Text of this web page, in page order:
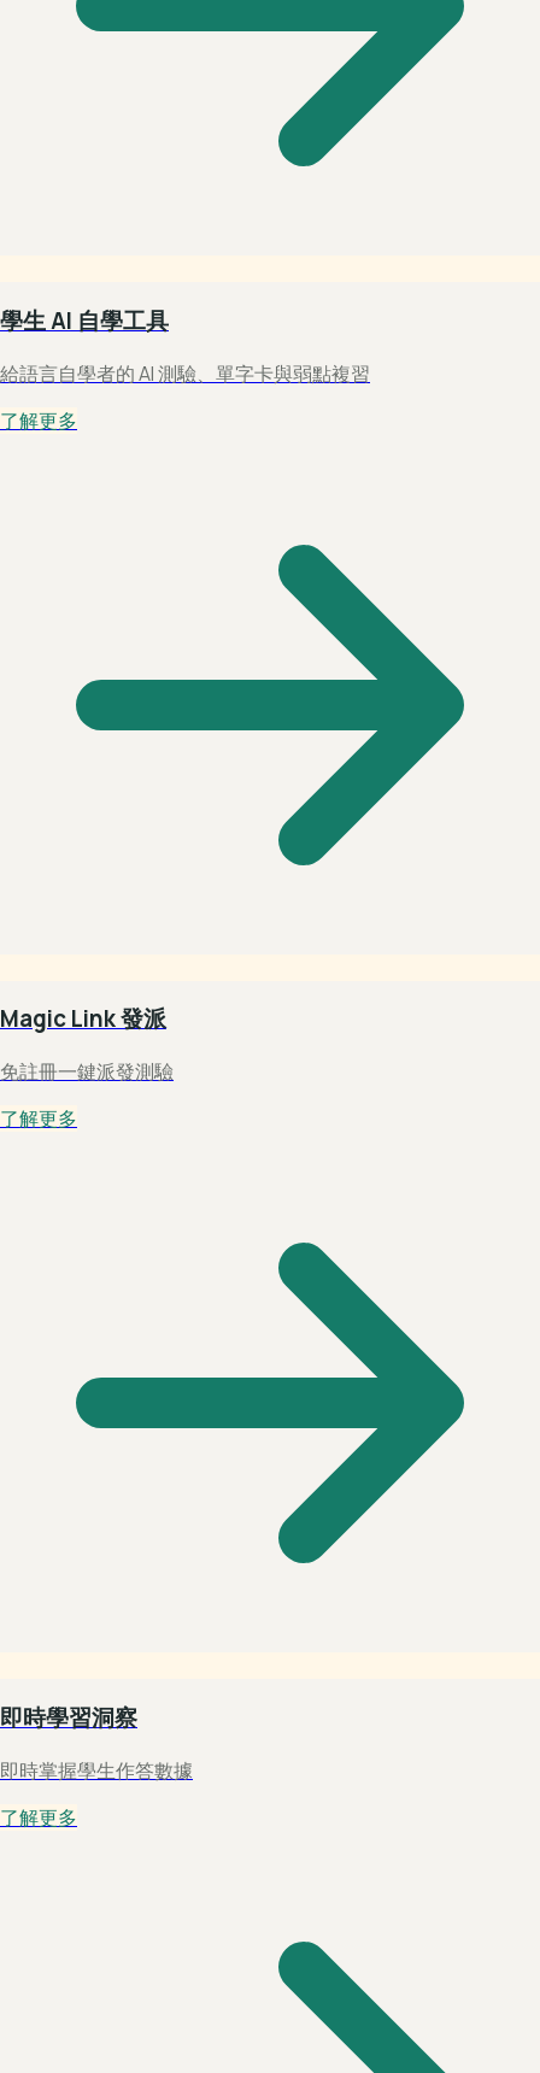
學生 AI 自學工具
給語言自學者的 AI 測驗、單字卡與弱點複習
了解更多
Magic Link 發派
免註冊一鍵派發測驗
了解更多
即時學習洞察
即時掌握學生作答數據
了解更多